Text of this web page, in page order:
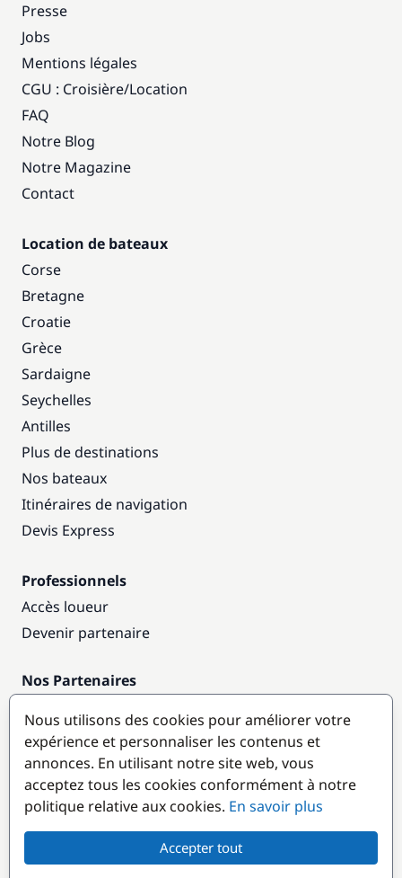
Presse
Jobs
Mentions légales
CGU : Croisière/Location
FAQ
Notre Blog
Notre Magazine
Contact
Location de bateaux
Corse
Bretagne
Croatie
Grèce
Sardaigne
Seychelles
Antilles
Plus de destinations
Nos bateaux
Itinéraires de navigation
Devis Express
Professionnels
Accès loueur
Devenir partenaire
Nos Partenaires
Destinations populaires
Nous utilisons des cookies pour améliorer votre
expérience et personnaliser les contenus et
annonces. En utilisant notre site web, vous
acceptez tous les cookies conformément à notre
politique relative aux cookies. En savoir plus
Accepter tout